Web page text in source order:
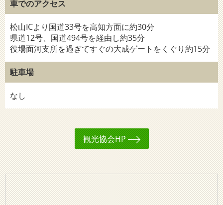
車でのアクセス
松山ICより国道33号を高知方面に約30分
県道12号、国道494号を経由し約35分
役場面河支所を過ぎてすぐの大成ゲートをくぐり約15分
駐車場
なし
観光協会HP